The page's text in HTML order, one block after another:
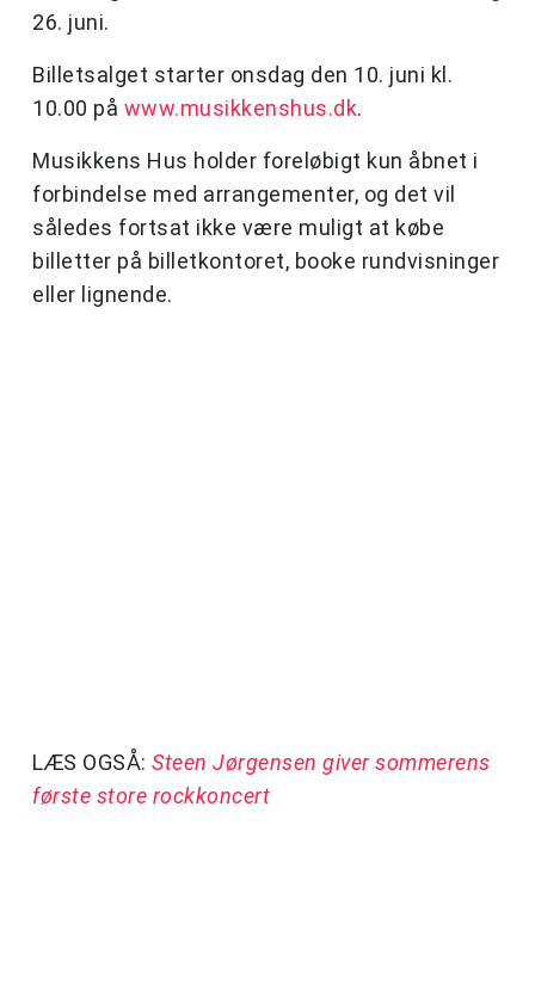
26. juni.
Billetsalget starter onsdag den 10. juni kl.
10.00 på www.musikkenshus.dk.
Musikkens Hus holder foreløbigt kun åbnet i
forbindelse med arrangementer, og det vil
således fortsat ikke være muligt at købe
billetter på billetkontoret, booke rundvisninger
eller lignende.
LÆS OGSÅ: Steen Jørgensen giver sommerens
første store rockkoncert